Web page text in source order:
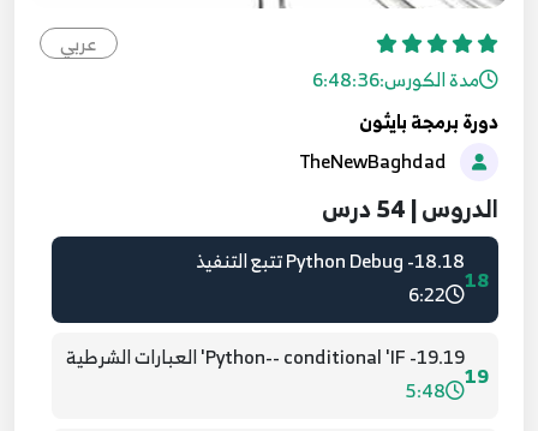
عربي
مدة الكورس:6:48:36
دورة برمجة بايثون
الدروس | 54 درس
16
16.16- Python slice
4:22
17.17- Python-- Get my Age تطبيق حساب العمر
6:41
18
18.18- Python Debug تتبع التنفيذ
6:22
19
19.19- Python-- conditional 'IF' العبارات الشرطية
5:48